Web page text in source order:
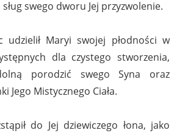
swego dworu Jej przyzwolenie.
udzielił Maryi swojej płodności w
dla czystego stworzenia,
porodzić swego Syna oraz
Jego Mistycznego Ciała.
do Jej dziewiczego łona, jako